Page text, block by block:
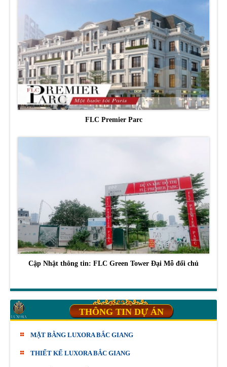
FLC Premier Parc
Cập Nhật thông tin: FLC Green Tower Đại Mỗ đổi chủ
THÔNG TIN DỰ ÁN
MẶT BẰNG LUXORA BẮC GIANG
THIẾT KẾ LUXORA BẮC GIANG